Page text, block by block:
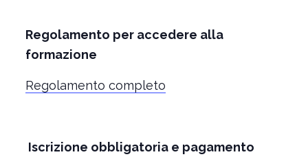
Regolamento per accedere alla
formazione
Regolamento completo
Iscrizione obbligatoria e pagamento